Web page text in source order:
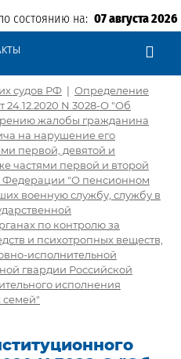
состоянию на: 07 августа 2026
судов РФ | Определение
24.12.2020 N 3028-О "Об
жалобы гражданина
на нарушение его
первой, девятой и
частями первой и второй
Федерации "О пенсионном
военную службу, службу в
по контролю за
и психотропных веществ,
исполнительной
гвардии Российской
исполнения
семей"